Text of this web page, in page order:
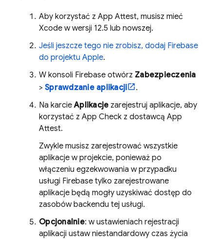
Aby korzystać z App Attest, musisz mieć
Xcode w wersji 12.5 lub nowszej.
Jeśli jeszcze tego nie zrobisz, dodaj Firebase
do projektu Apple.
W konsoli Firebase otwórz Zabezpieczenia
> Sprawdzanie aplikacji
.
Na karcieAplikacje zarejestruj aplikacje, aby
korzystać z App Check z dostawcą App
Attest.
Zwykle musisz zarejestrować wszystkie
aplikacje w projekcie, ponieważ po
włączeniu egzekwowania w przypadku
usługi Firebase tylko zarejestrowane
aplikacje będą mogły uzyskiwać dostęp do
zasobów backendu tej usługi.
Opcjonalnie: w ustawieniach rejestracji
aplikacji ustaw niestandardowy czas życia